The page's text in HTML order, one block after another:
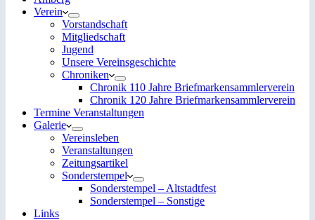
Verein
Vorstandschaft
Mitgliedschaft
Jugend
Unsere Vereinsgeschichte
Chroniken
Chronik 110 Jahre Briefmarkensammlerverein
Chronik 120 Jahre Briefmarkensammlerverein
Termine Veranstaltungen
Galerie
Vereinsleben
Veranstaltungen
Zeitungsartikel
Sonderstempel
Sonderstempel – Altstadtfest
Sonderstempel – Sonstige
Links